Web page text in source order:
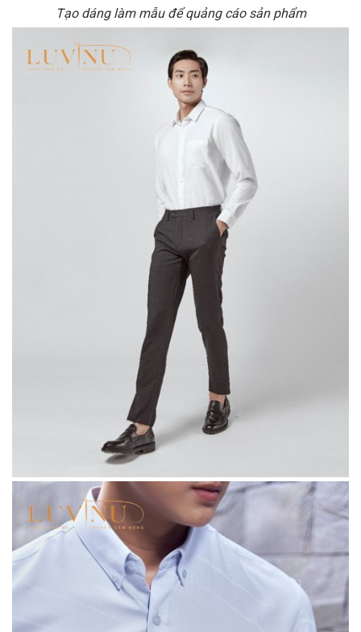
Tạo dáng làm mẫu để quảng cáo sản phẩm